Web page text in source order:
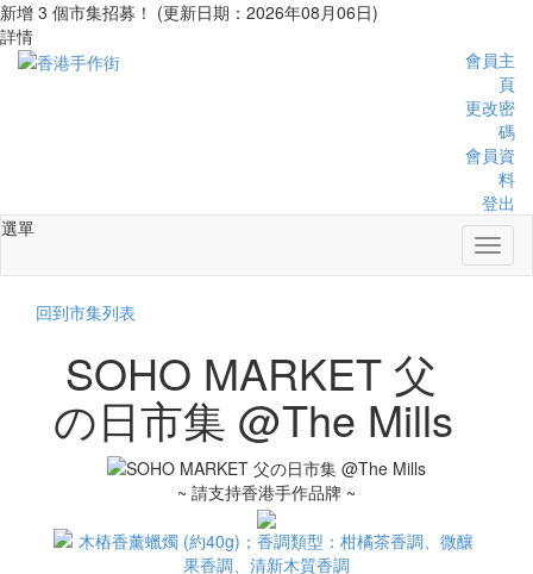
新增 3 個市集招募！ (更新日期：2026年08月06日)
詳情
會員主
頁
更改密
碼
會員資
料
登出
選單
回到市集列表
SOHO MARKET 父
の日市集 @The Mills
~ 請支持香港手作品牌 ~